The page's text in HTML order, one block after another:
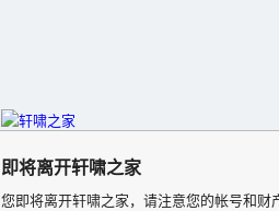
即将离开轩啸之家
您即将离开轩啸之家，请注意您的帐号和财